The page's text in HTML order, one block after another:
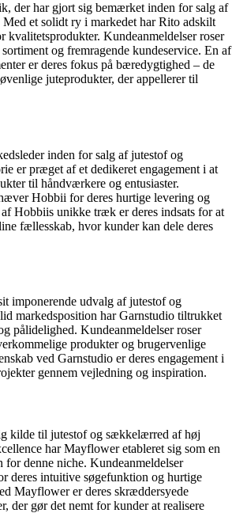
der har gjort sig bemærket inden for salg af
et solidt ry i markedet har Rito adskilt
kvalitetsprodukter. Kundeanmeldelser roser
og fremragende kundeservice. En af
er deres fokus på bæredygtighed – de
juteprodukter, der appellerer til
inden for salg af jutestof og
er præget af et dedikeret engagement i at
til håndværkere og entusiaster.
Hobbii for deres hurtige levering og
Hobbiis unikke træk er deres indsats for at
fællesskab, hvor kunder kan dele deres
imponerende udvalg af jutestof og
markedsposition har Garnstudio tiltrukket
pålidelighed. Kundeanmeldelser roser
produkter og brugervenlige
ved Garnstudio er deres engagement i
gennem vejledning og inspiration.
kilde til jutestof og sækkelærred af høj
har Mayflower etableret sig som en
for denne niche. Kundeanmeldelser
deres intuitive søgefunktion og hurtige
Mayflower er deres skræddersyede
der gør det nemt for kunder at realisere